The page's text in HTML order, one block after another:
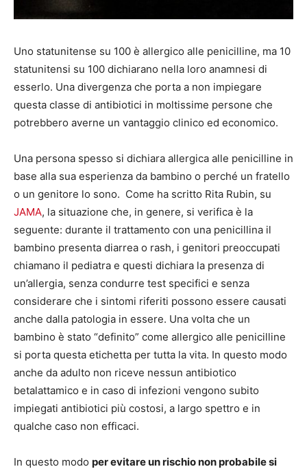
Uno statunitense su 100 è allergico alle penicilline, ma 10
statunitensi su 100 dichiarano nella loro anamnesi di
esserlo. Una divergenza che porta a non impiegare
questa classe di antibiotici in moltissime persone che
potrebbero averne un vantaggio clinico ed economico.
Una persona spesso si dichiara allergica alle penicilline in
base alla sua esperienza da bambino o perché un fratello
o un genitore lo sono. Come ha scritto Rita Rubin, su
JAMA, la situazione che, in genere, si verifica è la
seguente: durante il trattamento con una penicillina il
bambino presenta diarrea o rash, i genitori preoccupati
chiamano il pediatra e questi dichiara la presenza di
un’allergia, senza condurre test specifici e senza
considerare che i sintomi riferiti possono essere causati
anche dalla patologia in essere. Una volta che un
bambino è stato “definito” come allergico alle penicilline
si porta questa etichetta per tutta la vita. In questo modo
anche da adulto non riceve nessun antibiotico
betalattamico e in caso di infezioni vengono subito
impiegati antibiotici più costosi, a largo spettro e in
qualche caso non efficaci.
In questo modo per evitare un rischio non probabile si